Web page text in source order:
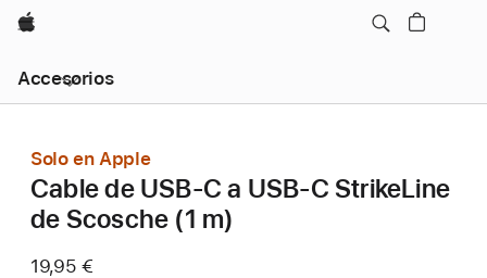
Apple
Accesorios
local
-
menúSolo en Apple
Cable de USB-C a USB-C StrikeLine
de Scosche (1 m)
19,95 €